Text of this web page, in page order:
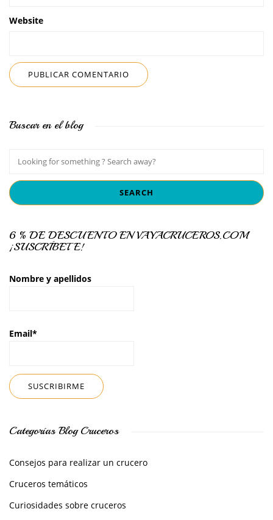
Website
Buscar en el blog
6 % DE DESCUENTO EN VAYACRUCEROS.COM
¡SUSCRÍBETE!
Nombre y apellidos
Email*
Categorías Blog Cruceros
Consejos para realizar un crucero
Cruceros temáticos
Curiosidades sobre cruceros